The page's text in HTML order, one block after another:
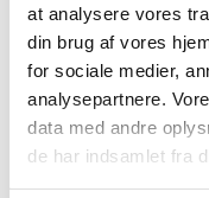
at analysere vores
din brug af vores
for sociale medier,
analysepartnere.
data med andre
de har indsamlet fra
Hurtig
Landsdækkende
Lynhurtig
Mere end